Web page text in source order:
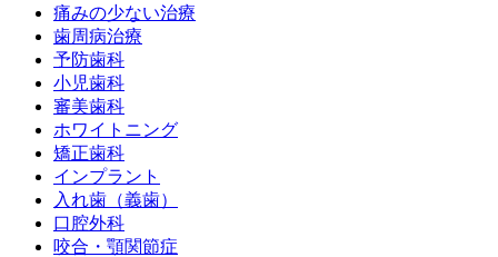
痛みの少ない治療
歯周病治療
予防歯科
小児歯科
審美歯科
ホワイトニング
矯正歯科
インプラント
入れ歯（義歯）
口腔外科
咬合・顎関節症